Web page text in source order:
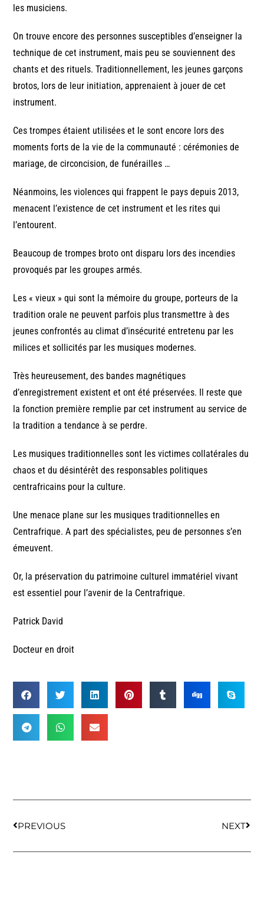
les musiciens.
On trouve encore des personnes susceptibles d’enseigner la
technique de cet instrument, mais peu se souviennent des
chants et des rituels. Traditionnellement, les jeunes garçons
brotos, lors de leur initiation, apprenaient à jouer de cet
instrument.
Ces trompes étaient utilisées et le sont encore lors des
moments forts de la vie de la communauté : cérémonies de
mariage, de circoncision, de funérailles …
Néanmoins, les violences qui frappent le pays depuis 2013,
menacent l’existence de cet instrument et les rites qui
l’entourent.
Beaucoup de trompes broto ont disparu lors des incendies
provoqués par les groupes armés.
Les « vieux » qui sont la mémoire du groupe, porteurs de la
tradition orale ne peuvent parfois plus transmettre à des
jeunes confrontés au climat d’insécurité entretenu par les
milices et sollicités par les musiques modernes.
Très heureusement, des bandes magnétiques
d’enregistrement existent et ont été préservées. Il reste que
la fonction première remplie par cet instrument au service de
la tradition a tendance à se perdre.
Les musiques traditionnelles sont les victimes collatérales du
chaos et du désintérêt des responsables politiques
centrafricains pour la culture.
Une menace plane sur les musiques traditionnelles en
Centrafrique. A part des spécialistes, peu de personnes s’en
émeuvent.
Or, la préservation du patrimoine culturel immatériel vivant
est essentiel pour l’avenir de la Centrafrique.
Patrick David
Docteur en droit
PREVIOUS NEXT